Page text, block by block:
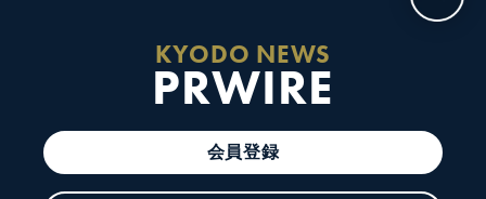
KYODO NEWS
PRWIRE
会員登録